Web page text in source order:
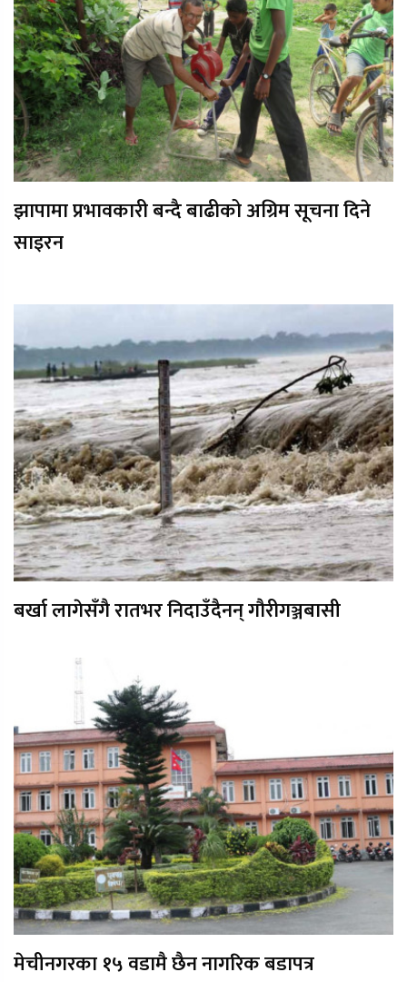
झापामा प्रभावकारी बन्दै बाढीको अग्रिम सूचना दिने
साइरन
बर्खा लागेसँगै रातभर निदाउँदैनन् गौरीगञ्जबासी
मेचीनगरका १५ वडामै छैन नागरिक बडापत्र